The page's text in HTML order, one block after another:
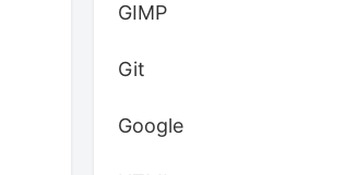
GIMP
Git
Google